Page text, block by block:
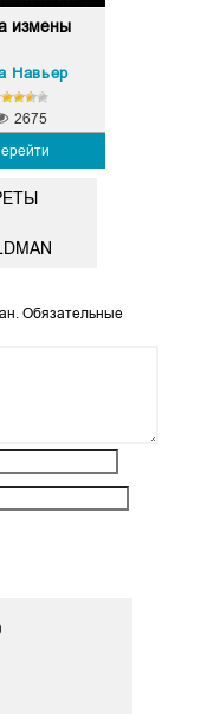
измены
Навьер
2675
Обязательные